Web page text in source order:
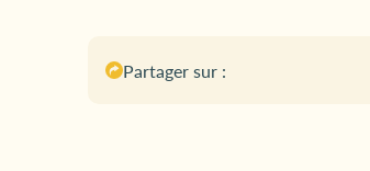
Partager sur :